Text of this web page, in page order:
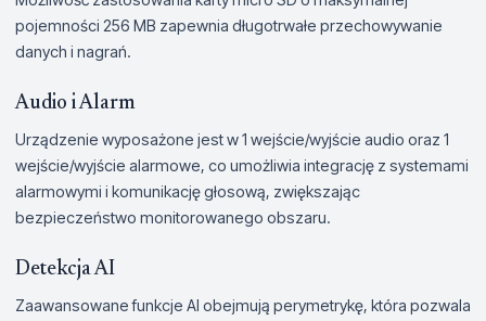
pojemności 256 MB zapewnia długotrwałe przechowywanie
danych i nagrań.
Audio i Alarm
Urządzenie wyposażone jest w 1 wejście/wyjście audio oraz 1
wejście/wyjście alarmowe, co umożliwia integrację z systemami
alarmowymi i komunikację głosową, zwiększając
bezpieczeństwo monitorowanego obszaru.
Detekcja AI
Zaawansowane funkcje AI obejmują perymetrykę, która pozwala